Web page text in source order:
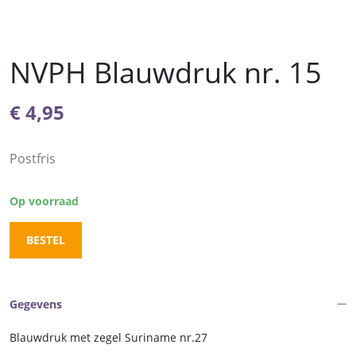
NVPH Blauwdruk nr. 15
€4,95
Postfris
Op voorraad
BESTEL
Gegevens
Blauwdruk met zegel Suriname nr.27